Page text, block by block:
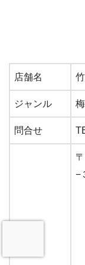
店舗名
ジャンル
問合せ
−